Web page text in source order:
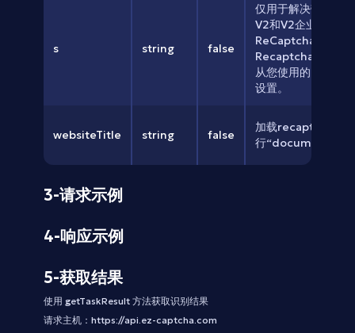
s string false
仅用于解决带有s
V2和V2企业版，您
从您使用的网站返
设置。
websiteTitle string false
加载recaptcha的
行
3-请求示例
4-响应示例
5-获取结果
使用 getTaskResult 方法获取识别结果
请求主机：https://api.ez-captcha.com